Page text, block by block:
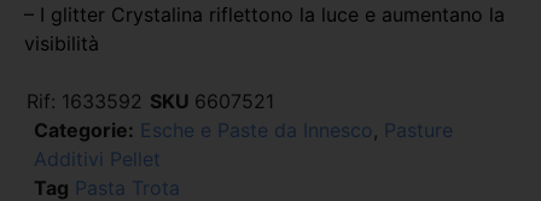
– I glitter Crystalina riflettono la luce e aumentano la
visibilità
Rif: 1633592 SKU 6607521
Categorie: Esche e Paste da Innesco , Pasture
Additivi Pellet
Tag Pasta Trota